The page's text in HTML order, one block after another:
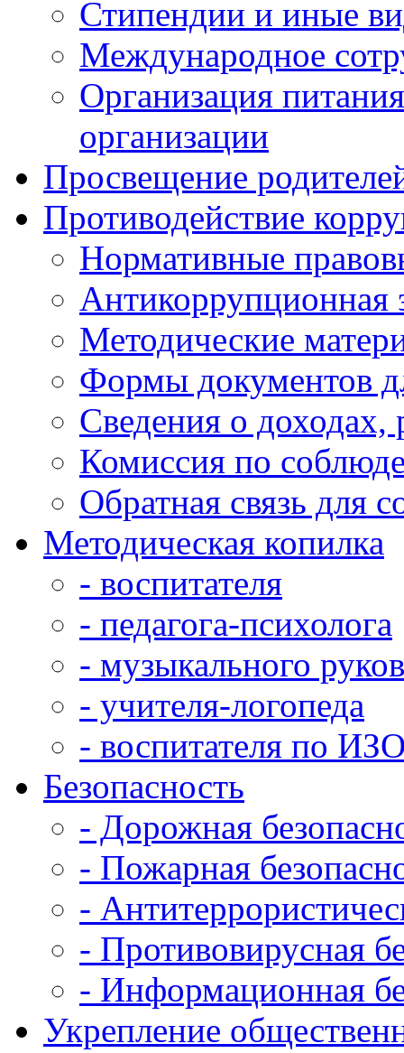
Стипендии и иные
Международное
Организация
организации
Просвещение
Противодействие
Нормативные
Антикоррупционная
Методические
Формы документов
Сведения о доходах,
Комиссия по
Обратная связь для
Методическая копилка
- воспитателя
- педагога-психолога
- музыкального
- учителя-логопеда
- воспитателя по
Безопасность
- Дорожная
- Пожарная
-
- Противовирусная
- Информационная
Укрепление